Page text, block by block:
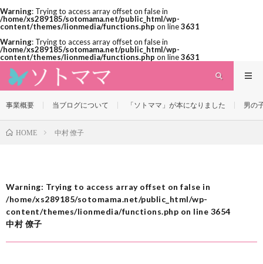
Warning: Trying to access array offset on false in
/home/xs289185/sotomama.net/public_html/wp-
content/themes/lionmedia/functions.php on line3631
Warning: Trying to access array offset on false in
/home/xs289185/sotomama.net/public_html/wp-
content/themes/lionmedia/functions.php on line3631
事業概要 当ブログについて 「ソトママ」が本になりました 男の
HOME 中村 僚子
Warning: Trying to access array offset on false in
/home/xs289185/sotomama.net/public_html/wp-
content/themes/lionmedia/functions.php on line 3654
中村 僚子